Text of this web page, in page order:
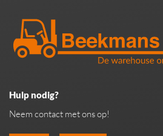
Hulp nodig?
Neem contact met ons op!